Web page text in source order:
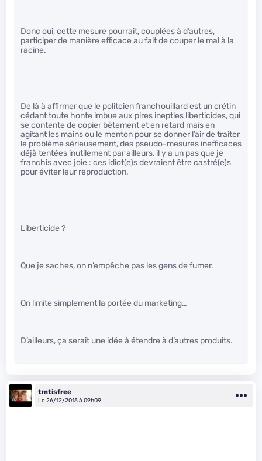
Donc oui, cette mesure pourrait, couplées à d’autres,
participer de manière efficace au fait de couper le mal à la
racine.
De là à affirmer que le politcien franchouillard est un crétin
cédant toute honte imbue aux pires inepties liberticides, qui
se contente de copier bêtement et en retard mais en
agitant les mains ou le menton pour se donner l’air de traiter
le problème sérieusement, des pseudo-mesures inefficaces
déjà tentées inutilement par ailleurs, il y a un pas que je
franchis avec joie : ces idiot(e)s devraient être castré(e)s
pour éviter leur reproduction.
Liberticide ?
Que je saches, on n’empêche pas les gens de fumer.
On limite simplement la portée du marketing…
D’ailleurs, ça serait une idée à étendre à d’autres produits.
tmtisfree
Le 26/12/2015 à 09h09